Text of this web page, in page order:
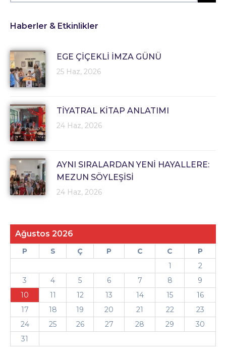
Haberler & Etkinlikler
EGE ÇİÇEKLİ İMZA GÜNÜ
25 Haz, 2026
TİYATRAL KİTAP ANLATIMI
24 Haz, 2026
AYNI SIRALARDAN YENİ HAYALLERE:
MEZUN SÖYLEŞİSİ
24 Haz, 2026
Ağustos 2026
P S Ç P C C
P
1
2
3
4 5 6 7 8
9
10
11 12 13 14 15
16
17
18 19 20 21 22
23
24
25 26 27 28 29
30
31